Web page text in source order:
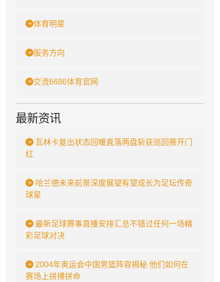
体育明星
服务方向
交流6686体育官网
最新资讯
瓦林卡复出状态回暖直落两盘斩获巡回赛开门
红
哈兰德未来前景深度展望有望成长为足坛传奇
球星
最新足球赛事直播安排汇总不错过任何一场精
彩足球对决
2004年奥运会中国男篮阵容揭秘 他们如何在
赛场上拼搏拼命